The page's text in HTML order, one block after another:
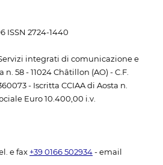
ISSN 2724-1440
Servizi integrati di comunicazione e
58 - 11024 Châtillon (AO) - C.F.
- Iscritta CCIAA di Aosta n.
Euro 10.400,00 i.v.
e fax +39 0166 502934 - email